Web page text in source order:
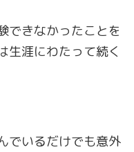
できなかったことを
生涯にわたって続く
でいるだけでも意外